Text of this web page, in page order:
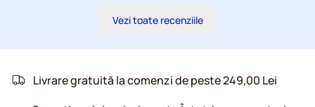
Vezi toate recenziile
Livrare gratuită la comenzi de peste 249,00 Lei